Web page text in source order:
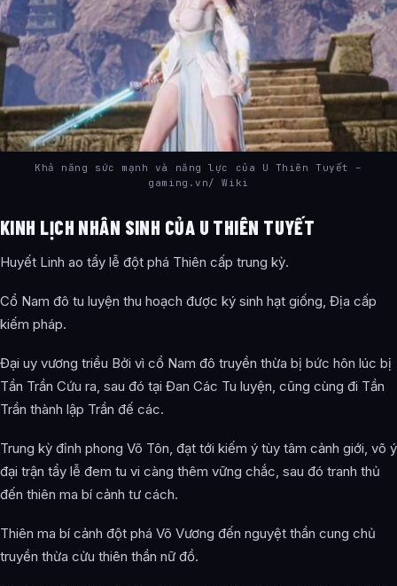
Khả năng sức mạnh và năng lực của U Thiên Tuyết –
gaming.vn/ Wiki
KINH LỊCH NHÂN SINH CỦA U THIÊN TUYẾT
Huyết Linh ao tẩy lễ đột phá Thiên cấp trung kỳ.
Cổ Nam đô tu luyện thu hoạch được ký sinh hạt giống, Địa cấp
kiếm pháp.
Đại uy vương triều Bởi vì cổ Nam đô truyền thừa bị bức hôn lúc bị
Tần Trần Cứu ra, sau đó tại Đan Các Tu luyện, cũng cùng đi Tần
Trần thành lập Trần đế các.
Trung kỳ đỉnh phong Võ Tôn, đạt tới kiếm ý tùy tâm cảnh giới, võ ý
đại trận tẩy lễ đem tu vi càng thêm vững chắc, sau đó tranh thủ
đến thiên ma bí cảnh tư cách.
Thiên ma bí cảnh đột phá Võ Vương đến nguyệt thần cung chủ
truyền thừa cửu thiên thần nữ đồ.